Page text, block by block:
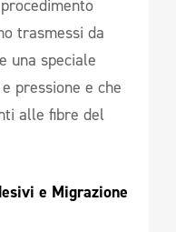
trasmessi da
una speciale
pressione e che
alle fibre del
e Migrazione